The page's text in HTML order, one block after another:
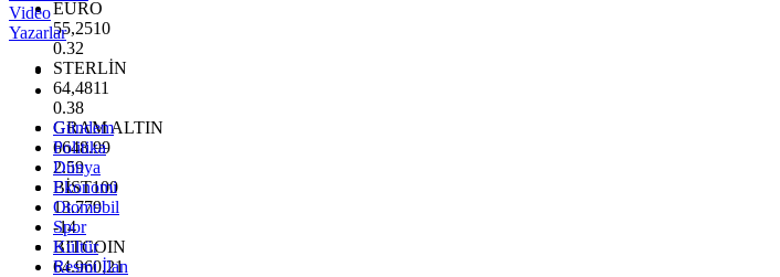
EURO
55,2510
0.32
STERLİN
64,4811
0.38
GRAM ALTIN
6648.99
2.59
BİST100
13.779
-14
BITCOIN
64.960,21
Video
Yazarlar
Gündem
Politika
Dünya
Ekonomi
Otomobil
Spor
Kültür
Resmi İlan